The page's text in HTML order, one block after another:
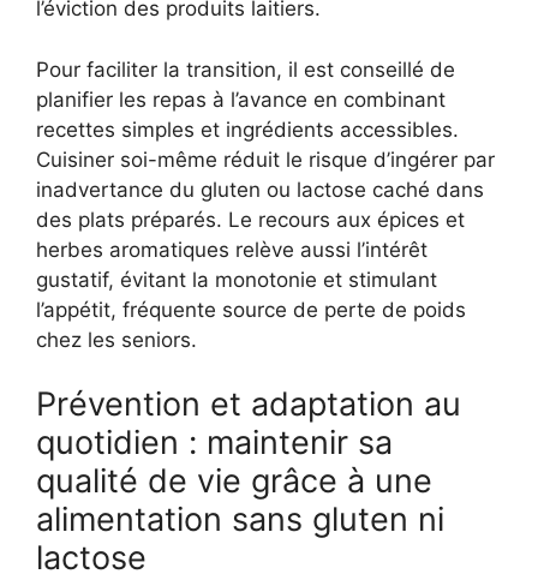
l’éviction des produits laitiers.
Pour faciliter la transition, il est conseillé de
planifier les repas à l’avance en combinant
recettes simples et ingrédients accessibles.
Cuisiner soi-même réduit le risque d’ingérer par
inadvertance du gluten ou lactose caché dans
des plats préparés. Le recours aux épices et
herbes aromatiques relève aussi l’intérêt
gustatif, évitant la monotonie et stimulant
l’appétit, fréquente source de perte de poids
chez les seniors.
Prévention et adaptation au
quotidien : maintenir sa
qualité de vie grâce à une
alimentation sans gluten ni
lactose